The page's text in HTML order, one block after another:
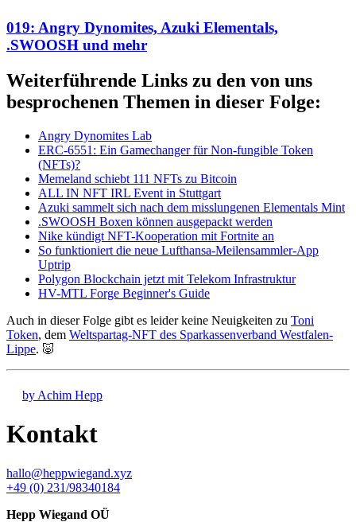
019: Angry Dynomites, Azuki Elementals,
.SWOOSH und mehr
Weiterführende Links zu den von uns
besprochenen Themen in dieser Folge:
Angry Dynomites Lab
ERC-6551: Ein Gamechanger für Non-fungible Token
(NFTs)?
Memeland schiebt 111 NFTs zu Bitcoin
ALL IN NFT IRL Event in Stuttgart
Azuki sammelt sich nach dem misslungenen Elementals Mint
.SWOOSH Boxen können ausgepackt werden
Nike kündigt NFT-Kooperation mit Fortnite an
So funktioniert die neue Lufthansa-Meilensammler-App
Uptrip
Polygon Blockchain jetzt mit Telekom Infrastruktur
HV-MTL Forge Beginner's Guide
Auch in dieser Folge gibt es leider keine Neuigkeiten zu Toni
Token, dem Weltspartag-NFT des Sparkassenverband Westfalen-
Lippe. 🐷
by Achim Hepp
Kontakt
hallo@heppwiegand.xyz
+49 (0) 231/98340184
Hepp Wiegand OÜ